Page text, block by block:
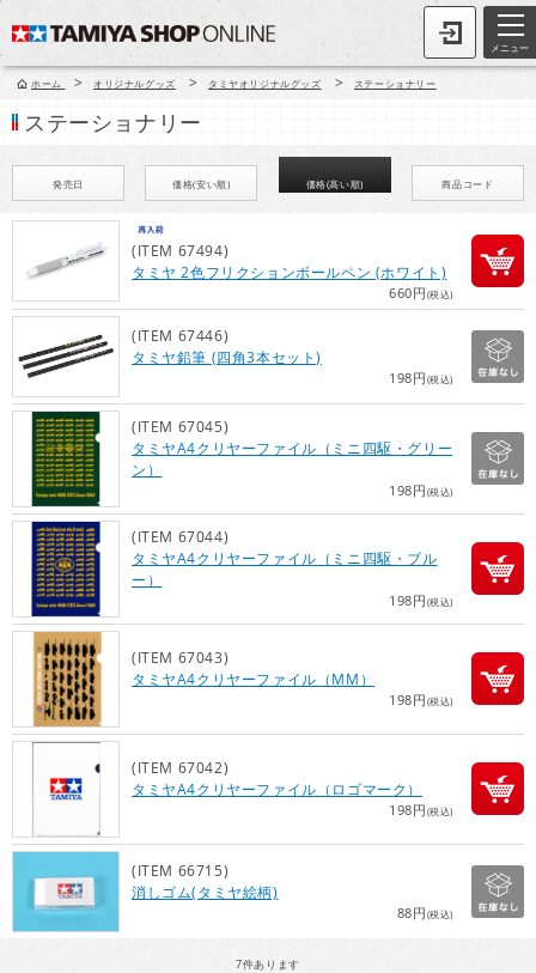
メニュー
ホーム > オリジナルグッズ > タミヤオリジナルグッズ > ステーショナリー
ステーショナリー
発売日 価格(安い順) 価格(高い順) 商品コード
(ITEM 67494)
タミヤ 2色フリクションボールペン (ホワイト)
660円(税込)
(ITEM 67446)
タミヤ鉛筆 (四角3本セット)
198円(税込)
(ITEM 67045)
タミヤA4クリヤーファイル（ミニ四駆・グリー
ン）
198円(税込)
(ITEM 67044)
タミヤA4クリヤーファイル（ミニ四駆・ブル
ー）
198円(税込)
(ITEM 67043)
タミヤA4クリヤーファイル（MM）
198円(税込)
(ITEM 67042)
タミヤA4クリヤーファイル（ロゴマーク）
198円(税込)
(ITEM 66715)
消しゴム(タミヤ絵柄)
88円(税込)
7件あります